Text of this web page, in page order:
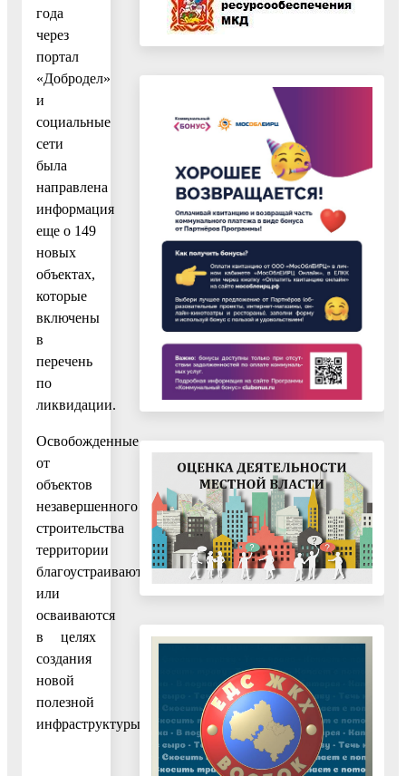
года
через
портал
«Добродел»
и
социальные
сети
была
направлена
информация
еще о 149
новых
объектах,
которые
включены
в
перечень
по
ликвидации.
Освобожденные
от
объектов
незавершенного
строительства
территории
благоустраиваются
или
осваиваются
в целях
создания
новой
полезной
инфраструктуры.